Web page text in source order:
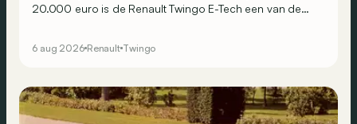
20.000 euro is de Renault Twingo E-Tech een van de
Dit zijn zijn belangrijkste sterke en zwakke punten.
6 aug 2026 Renault Twingo